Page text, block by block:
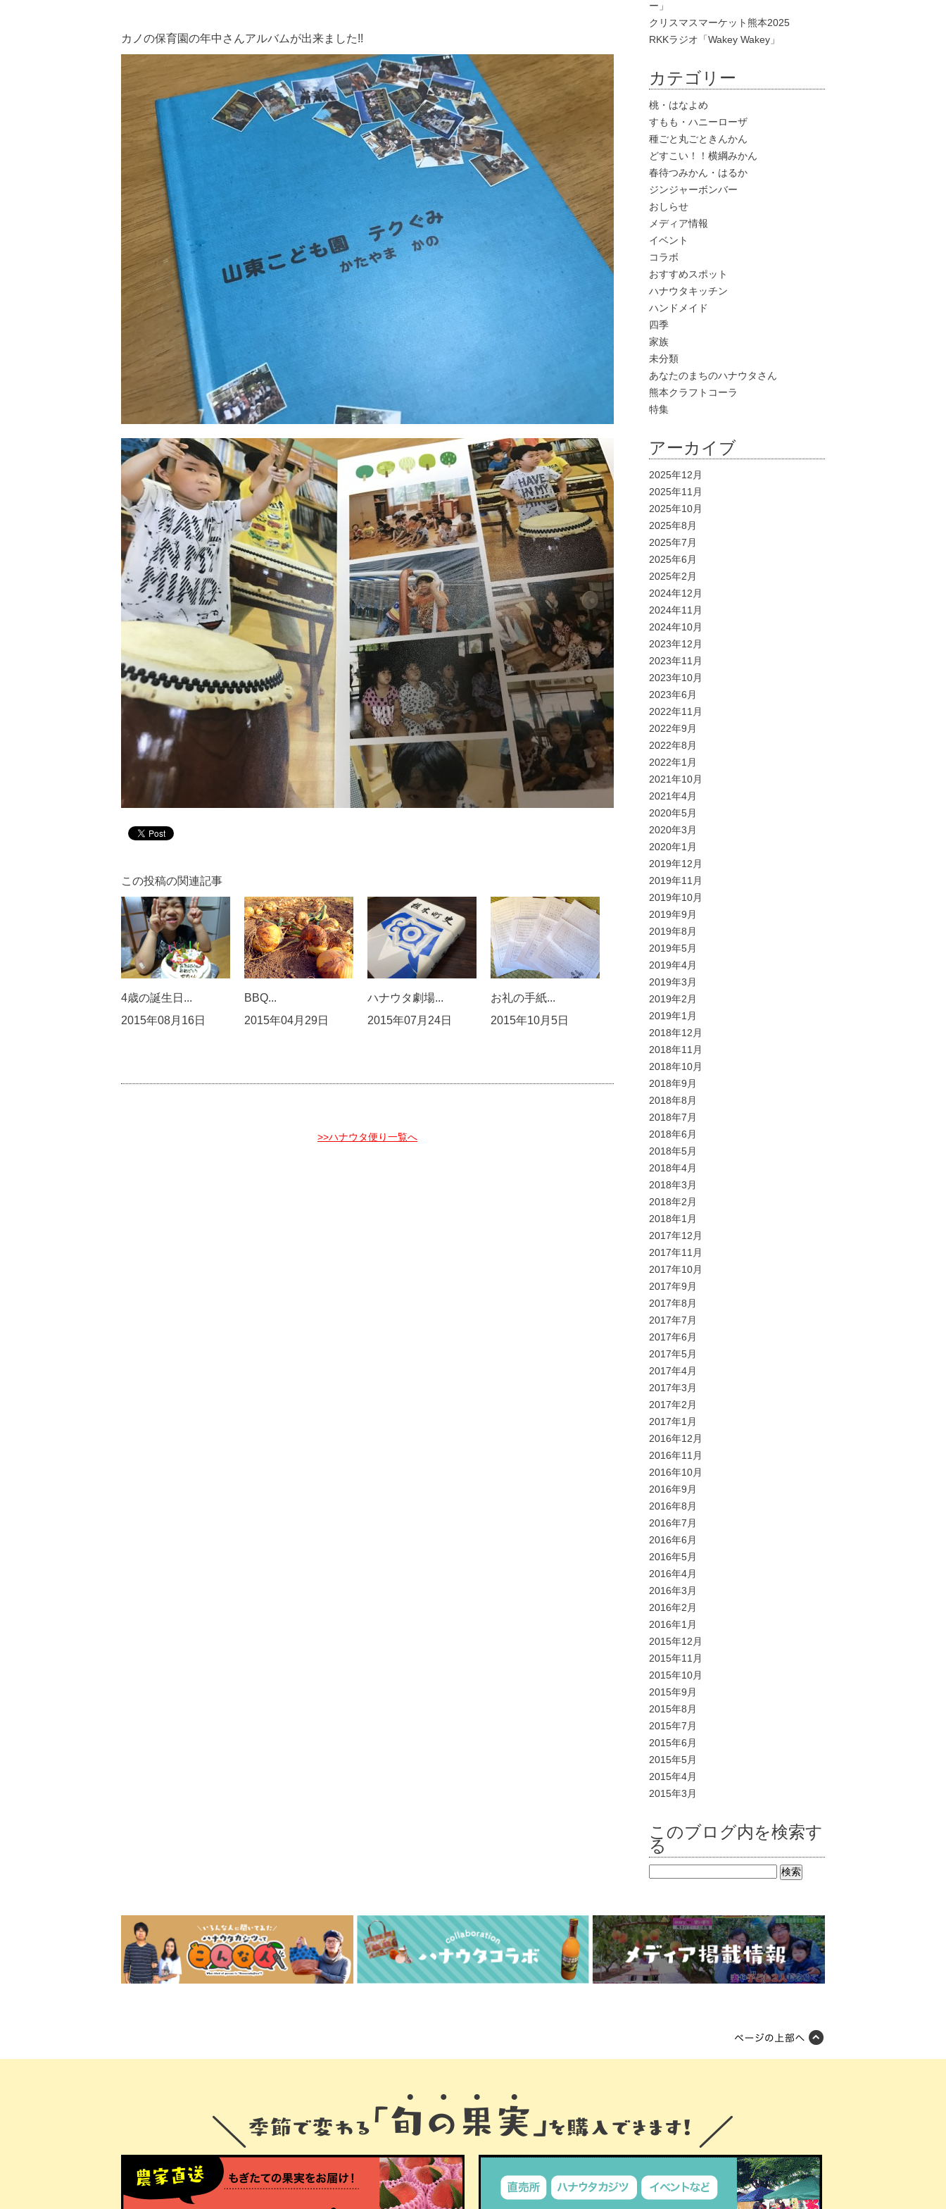
カノの保育園の年中さんアルバムが出来ました!!
この投稿の関連記事
4歳の誕生日...
2015年08月16日
BBQ...
2015年04月29日
ハナウタ劇場...
2015年07月24日
お礼の手紙...
2015年10月5日
>>ハナウタ便り一覧へ
ー」
クリスマスマーケット熊本2025
RKKラジオ「Wakey Wakey」
カテゴリー
桃・はなよめ
すもも・ハニーローザ
種ごと丸ごときんかん
どすこい！！横綱みかん
春待つみかん・はるか
ジンジャーボンバー
おしらせ
メディア情報
イベント
コラボ
おすすめスポット
ハナウタキッチン
ハンドメイド
四季
家族
未分類
あなたのまちのハナウタさん
熊本クラフトコーラ
特集
アーカイブ
2025年12月
2025年11月
2025年10月
2025年8月
2025年7月
2025年6月
2025年2月
2024年12月
2024年11月
2024年10月
2023年12月
2023年11月
2023年10月
2023年6月
2022年11月
2022年9月
2022年8月
2022年1月
2021年10月
2021年4月
2020年5月
2020年3月
2020年1月
2019年12月
2019年11月
2019年10月
2019年9月
2019年8月
2019年5月
2019年4月
2019年3月
2019年2月
2019年1月
2018年12月
2018年11月
2018年10月
2018年9月
2018年8月
2018年7月
2018年6月
2018年5月
2018年4月
2018年3月
2018年2月
2018年1月
2017年12月
2017年11月
2017年10月
2017年9月
2017年8月
2017年7月
2017年6月
2017年5月
2017年4月
2017年3月
2017年2月
2017年1月
2016年12月
2016年11月
2016年10月
2016年9月
2016年8月
2016年7月
2016年6月
2016年5月
2016年4月
2016年3月
2016年2月
2016年1月
2015年12月
2015年11月
2015年10月
2015年9月
2015年8月
2015年7月
2015年6月
2015年5月
2015年4月
2015年3月
このブログ内を検索す
る